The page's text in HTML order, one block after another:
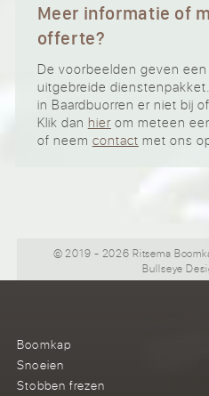
Meer informatie of
offerte?
De voorbeelden geven
uitgebreide
in Baardbuorren er niet bij
Klik dan hierom meteen
of neem contact met ons
© 2019 - 2026 Ritsema
Bullseye
Boomkap
Snoeien
Stobben frezen